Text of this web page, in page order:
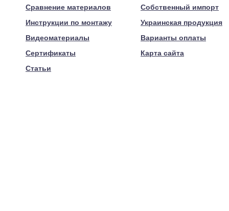
Сравнение материалов
Инструкции по монтажу
Видеоматериалы
Сертификаты
Статьи
Собственный импорт
Украинская продукция
Варианты оплаты
Карта сайта